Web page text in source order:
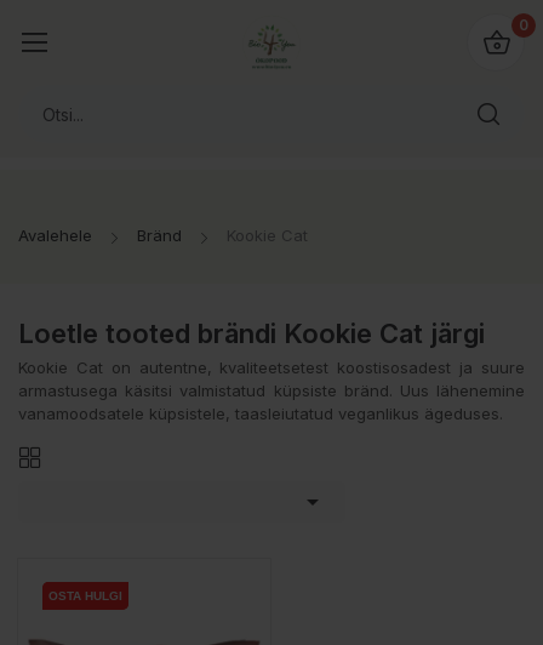
0
Avalehele Bränd Kookie Cat
Loetle tooted brändi Kookie Cat järgi
Kookie Cat on autentne, kvaliteetsetest koostisosadest ja suure
armastusega käsitsi valmistatud küpsiste bränd. Uus lähenemine
vanamoodsatele küpsistele, taasleiutatud veganlikus ägeduses.

OSTA HULGI
OSTA HULGI